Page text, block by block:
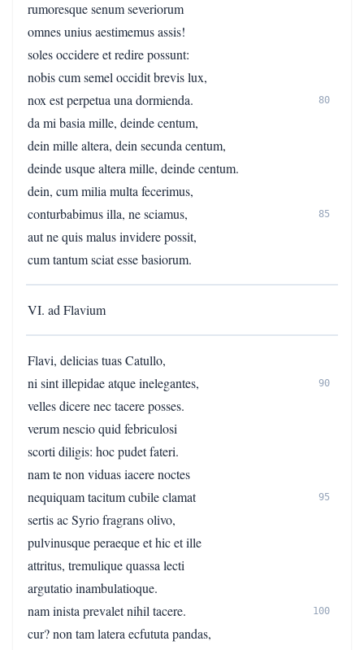
rumoresque senum severiorum
omnes unius aestimemus assis!
soles occidere et redire possunt:
nobis cum semel occidit brevis lux,
nox est perpetua una dormienda.
80
da mi basia mille, deinde centum,
dein mille altera, dein secunda centum,
deinde usque altera mille, deinde centum.
dein, cum milia multa fecerimus,
conturbabimus illa, ne sciamus,
85
aut ne quis malus invidere possit,
cum tantum sciat esse basiorum.
VI. ad Flavium
Flavi, delicias tuas Catullo,
ni sint illepidae atque inelegantes,
90
velles dicere nec tacere posses.
verum nescio quid febriculosi
scorti diligis: hoc pudet fateri.
nam te non viduas iacere noctes
nequiquam tacitum cubile clamat
95
sertis ac Syrio fragrans olivo,
pulvinusque peraeque et hic et ille
attritus, tremulique quassa lecti
argutatio inambulatioque.
nam inista prevalet nihil tacere.
100
cur? non tam latera ecfututa pandas,